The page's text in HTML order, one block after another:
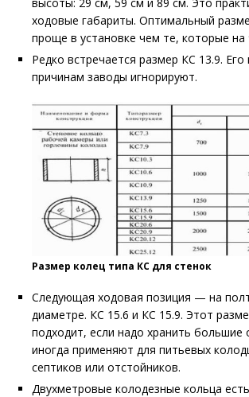
ходовые габариты. Оптимальный
проще в установке чем те, которые на
Редко встречается размер КС 13.9.
причинам заводы игнорируют.
Размер колец типа КС для стенок
Следующая ходовая позиция — на
диаметре. КС 15.6 и КС 15.9. Этот
подходит, если надо хранить большие
иногда применяют для питьевых
септиков или отстойников.
Двухметровые колодезные кольца